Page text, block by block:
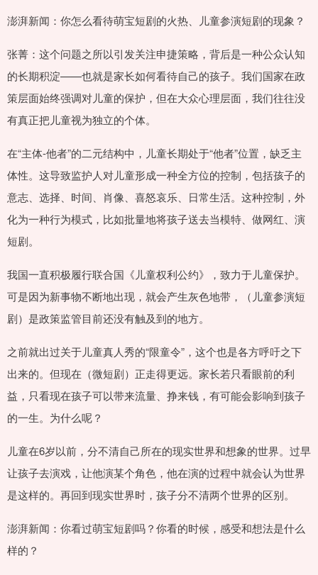
澎湃新闻：你怎么看待萌宝短剧的火热、儿童参演短剧的现象？
张菁：这个问题之所以引发关注申捷策略，背后是一种公众认知
的长期积淀——也就是家长如何看待自己的孩子。我们国家在政
策层面始终强调对儿童的保护，但在大众心理层面，我们往往没
有真正把儿童视为独立的个体。
在“主体-他者”的二元结构中，儿童长期处于“他者”位置，缺乏主
体性。这导致监护人对儿童形成一种全方位的控制，包括孩子的
意志、选择、时间、肖像、喜怒哀乐、日常生活。这种控制，外
化为一种行为模式，比如批量地将孩子送去当模特、做网红、演
短剧。
我国一直积极履行联合国《儿童权利公约》，致力于儿童保护。
可是因为新事物不断地出现，就会产生灰色地带，（儿童参演短
剧）是政策监管目前还没有触及到的地方。
之前就出过关于儿童真人秀的“限童令”，这个也是各方呼吁之下
出来的。但现在（微短剧）正走得更远。家长若只看眼前的利
益，只看现在孩子可以带来流量、挣来钱，有可能会影响到孩子
的一生。为什么呢？
儿童在6岁以前，分不清自己所在的现实世界和想象的世界。过早
让孩子去演戏，让他演某个角色，他在演的过程中就会认为世界
是这样的。再回到现实世界时，孩子分不清两个世界的区别。
澎湃新闻：你看过萌宝短剧吗？你看的时候，感受和想法是什么
样的？